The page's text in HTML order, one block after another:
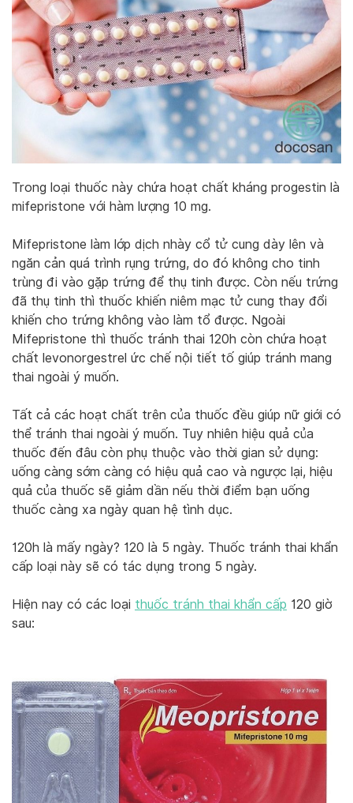
Trong loại thuốc này chứa hoạt chất kháng progestin là
mifepristone với hàm lượng 10 mg.
Mifepristone làm lớp dịch nhày cổ tử cung dày lên và
ngăn cản quá trình rụng trứng, do đó không cho tinh
trùng đi vào gặp trứng để thụ tinh được. Còn nếu trứng
đã thụ tinh thì thuốc khiến niêm mạc tử cung thay đổi
khiến cho trứng không vào làm tổ được. Ngoài
Mifepristone thì thuốc tránh thai 120h còn chứa hoạt
chất levonorgestrel ức chế nội tiết tố giúp tránh mang
thai ngoài ý muốn.
Tất cả các hoạt chất trên của thuốc đều giúp nữ giới có
thể tránh thai ngoài ý muốn. Tuy nhiên hiệu quả của
thuốc đến đâu còn phụ thuộc vào thời gian sử dụng:
uống càng sớm càng có hiệu quả cao và ngược lại, hiệu
quả của thuốc sẽ giảm dần nếu thời điểm bạn uống
thuốc càng xa ngày quan hệ tình dục.
120h là mấy ngày? 120 là 5 ngày. Thuốc tránh thai khẩn
cấp loại này sẽ có tác dụng trong 5 ngày.
Hiện nay có các loại thuốc tránh thai khẩn cấp 120 giờ
sau: